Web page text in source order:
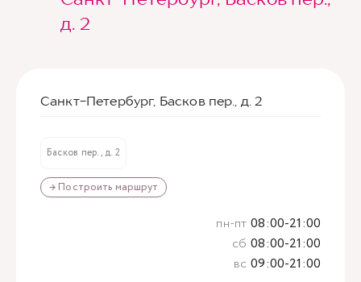
д. 2
Санкт-Петербург, Басков пер., д. 2
Басков пер., д. 2
→ Построить маршрут
пн-пт 08:00-21:00
сб 08:00-21:00
вс 09:00-21:00